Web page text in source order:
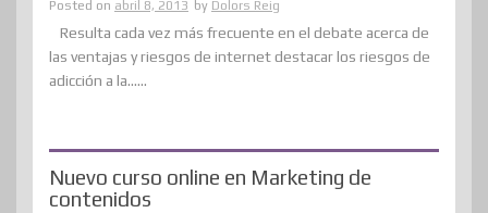
Posted on abril 8, 2013 by Dolors Reig
Resulta cada vez más frecuente en el debate acerca de
las ventajas y riesgos de internet destacar los riesgos de
adicción a la......
Nuevo curso online en Marketing de
contenidos